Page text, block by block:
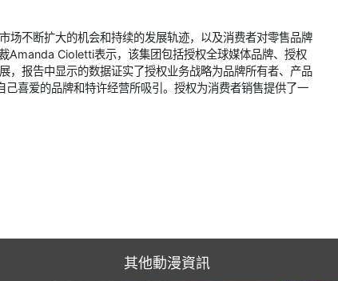
场不断扩大的机会和持续的发展轨迹，以及消费者对零售品牌
Amanda Cioletti表示，该集团包括授权全球媒体品牌、授权
，报告中显示的数据证实了授权业务战略为品牌所有者、产品
喜爱的品牌和特许经营所吸引。授权为消费者销售提供了一
其他動漫資訊